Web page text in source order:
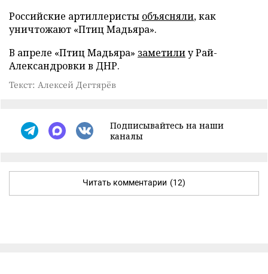
Российские артиллеристы объясняли, как
уничтожают «Птиц Мадьяра».
В апреле «Птиц Мадьяра» заметилиу Рай-
Александровки в ДНР.
Текст: Алексей Дегтярёв
Подписывайтесь на наши
каналы
Читать комментарии (12)